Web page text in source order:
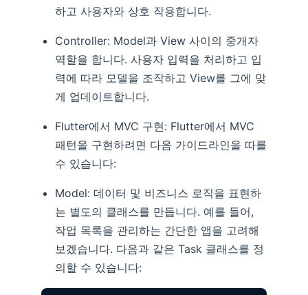
하고 사용자와 상호 작용합니다.
Controller: Model과 View 사이의 중개자
역할을 합니다. 사용자 입력을 처리하고 입
력에 따라 모델을 조작하고 View를 그에 맞
게 업데이트합니다.
Flutter에서 MVC 구현: Flutter에서 MVC
패턴을 구현하려면 다음 가이드라인을 따를
수 있습니다:
Model: 데이터 및 비즈니스 로직을 표현하
는 별도의 클래스를 만듭니다. 예를 들어,
작업 목록을 관리하는 간단한 앱을 고려해
보겠습니다. 다음과 같은 Task 클래스를 정
의할 수 있습니다: